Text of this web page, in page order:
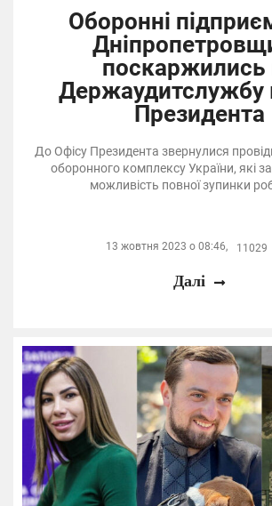
Оборонні
поскаржились
Держаудитслужбу
Президента
До Офісу Президента звернулися
оборонного комплексу України, які
можливість повної зупинки
13 жовтня 2023 о 08:46, 11029
Далі